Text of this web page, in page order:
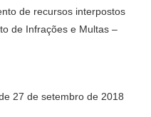
de recursos interpostos
de Infrações e Multas –
27 de setembro de 2018